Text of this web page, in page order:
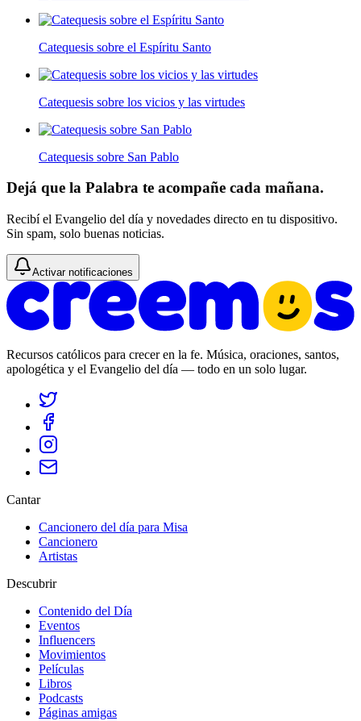
Catequesis sobre el Espíritu Santo
Catequesis sobre los vicios y las virtudes
Catequesis sobre San Pablo
Dejá que la Palabra te acompañe cada mañana.
Recibí el Evangelio del día y novedades directo en tu dispositivo.
Sin spam, solo buenas noticias.
Activar notificaciones
Recursos católicos para crecer en la fe. Música, oraciones, santos,
apologética y el Evangelio del día — todo en un solo lugar.
Cantar
Cancionero del día para Misa
Cancionero
Artistas
Descubrir
Contenido del Día
Eventos
Influencers
Movimientos
Películas
Libros
Podcasts
Páginas amigas